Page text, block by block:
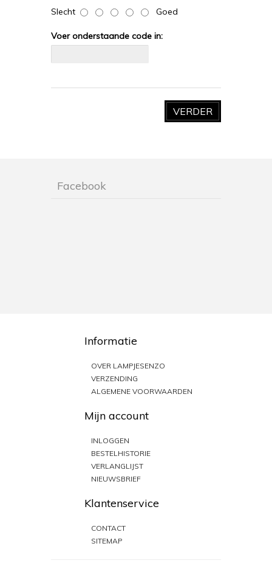
Slecht
Goed
Voer onderstaande code in:
VERDER
Facebook
Informatie
OVER LAMPJESENZO
VERZENDING
ALGEMENE VOORWAARDEN
Mijn account
INLOGGEN
BESTELHISTORIE
VERLANGLIJST
NIEUWSBRIEF
Klantenservice
CONTACT
SITEMAP